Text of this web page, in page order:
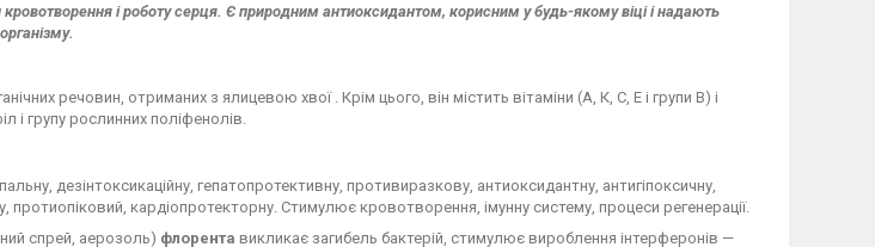
і роботу серця. Є природним антиоксидантом, корисним у будь-якому віці і надають
речовин, отриманих з ялицевою хвої . Крім цього, він містить вітаміни (А, К, С, Е і групи В) і
і групу рослинних поліфенолів.
дезінтоксикаційну, гепатопротективну, противиразкову, антиоксидантну, антигіпоксичну,
кардіопротекторну. Стимулює кровотворення, імунну систему, процеси регенерації.
спрей, аерозоль) флорента викликає загибель бактерій, стимулює вироблення інтерферонів —